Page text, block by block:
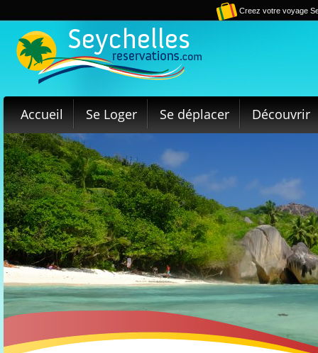
Creez votre voyage
Accueil Se Loger Se déplacer Découvrir